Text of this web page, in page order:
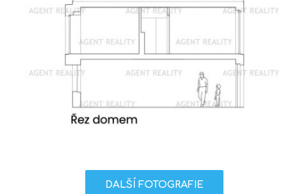
DALŠÍ FOTOGRAFIE